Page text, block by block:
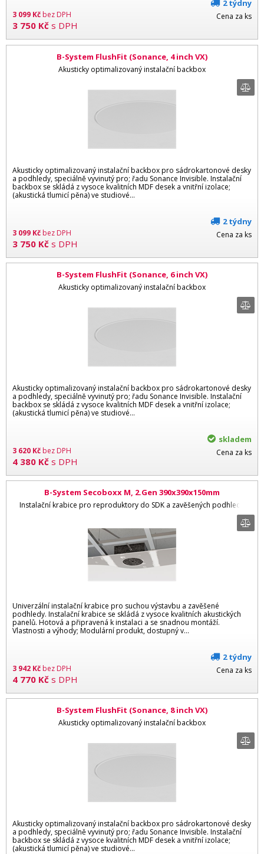
3 099 Kč bez DPH
3 750 Kč s DPH
2 týdny
Cena za ks
B-System FlushFit (Sonance, 4 inch VX)
Akusticky optimalizovaný instalační backbox
Akusticky optimalizovaný instalační backbox pro sádrokartonové desky
a podhledy, speciálně vyvinutý pro; řadu Sonance Invisible. Instalační
backbox se skládá z vysoce kvalitních MDF desek a vnitřní izolace;
(akustická tlumicí pěna) ve studiové...
3 099 Kčbez DPH
3 750 Kč s DPH
2 týdny
Cena za ks
B-System FlushFit (Sonance, 6 inch VX)
Akusticky optimalizovaný instalační backbox
Akusticky optimalizovaný instalační backbox pro sádrokartonové desky
a podhledy, speciálně vyvinutý pro; řadu Sonance Invisible. Instalační
backbox se skládá z vysoce kvalitních MDF desek a vnitřní izolace;
(akustická tlumicí pěna) ve studiové...
3 620 Kčbez DPH
4 380 Kč s DPH
skladem
Cena za ks
B-System Secoboxx M, 2.Gen 390x390x150mm
Instalační krabice pro reproduktory do SDK a zavěšených podhledů
Univerzální instalační krabice pro suchou výstavbu a zavěšené
podhledy. Instalační krabice se skládá z vysoce kvalitních akustických
panelů. Hotová a připravená k instalaci a se snadnou montáží.
Vlastnosti a výhody; Modulární produkt, dostupný v...
3 942 Kčbez DPH
4 770 Kč s DPH
2 týdny
Cena za ks
B-System FlushFit (Sonance, 8 inch VX)
Akusticky optimalizovaný instalační backbox
Akusticky optimalizovaný instalační backbox pro sádrokartonové desky
a podhledy, speciálně vyvinutý pro; řadu Sonance Invisible. Instalační
backbox se skládá z vysoce kvalitních MDF desek a vnitřní izolace;
(akustická tlumicí pěna) ve studiové...